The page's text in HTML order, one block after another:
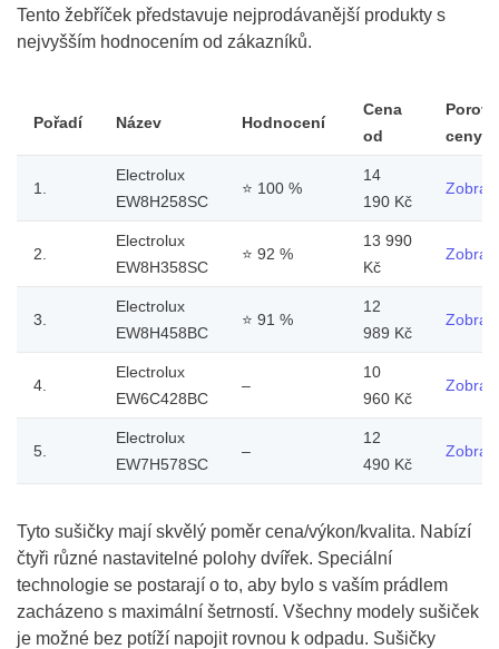
Tento žebříček představuje nejprodávanější produkty s
nejvyšším hodnocením od zákazníků.
Pořadí Název Hodnocení
Cena
od
ceny
1.
Electrolux
EW8H258SC
⭐ 100 %
14
190 Kč
2.
Electrolux
EW8H358SC
⭐ 92 %
13 990
Kč
3.
Electrolux
EW8H458BC
⭐ 91 %
12
989 Kč
4.
Electrolux
EW6C428BC
–
10
960 Kč
5.
Electrolux
EW7H578SC
–
12
490 Kč
Tyto sušičky mají skvělý poměr cena/výkon/kvalita. Nabízí
čtyři různé nastavitelné polohy dvířek. Speciální
technologie se postarají o to, aby bylo s vaším prádlem
zacházeno s maximální šetrností. Všechny modely sušiček
je možné bez potíží napojit rovnou k odpadu. Sušičky